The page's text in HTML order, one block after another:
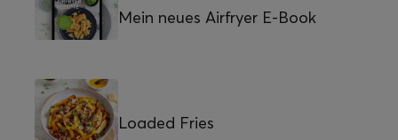
Mein neues Airfryer E-Book
Loaded Fries